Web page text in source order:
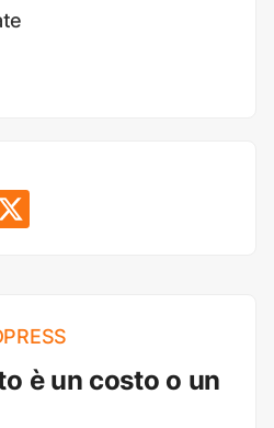
è un costo o un